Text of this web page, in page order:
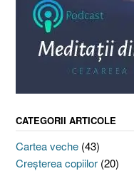
CATEGORII ARTICOLE
Cartea veche (43)
Creşterea copiilor (20)